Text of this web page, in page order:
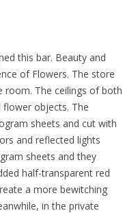
this bar. Beauty and
of Flowers. The store
room. The ceilings of both
objects. The
sheets and cut with
and reflected lights
sheets and they
half-transparent red
a more bewitching
in the private